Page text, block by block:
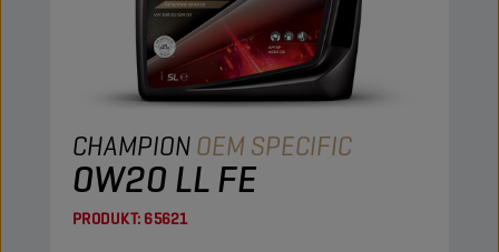
CHAMPIONOEM SPECIFIC
0W20 LL FE
PRODUKT: 65621